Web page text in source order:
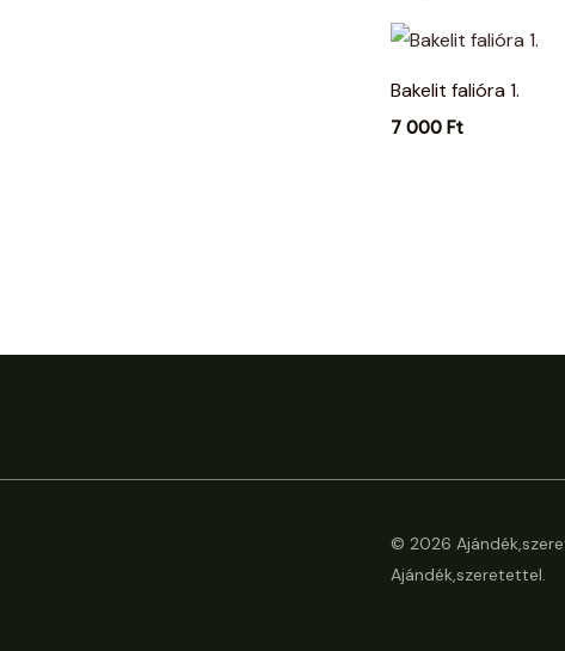
Bakelit falióra 1.
7 000 Ft
© 2026
Ajándék,szeretettel.